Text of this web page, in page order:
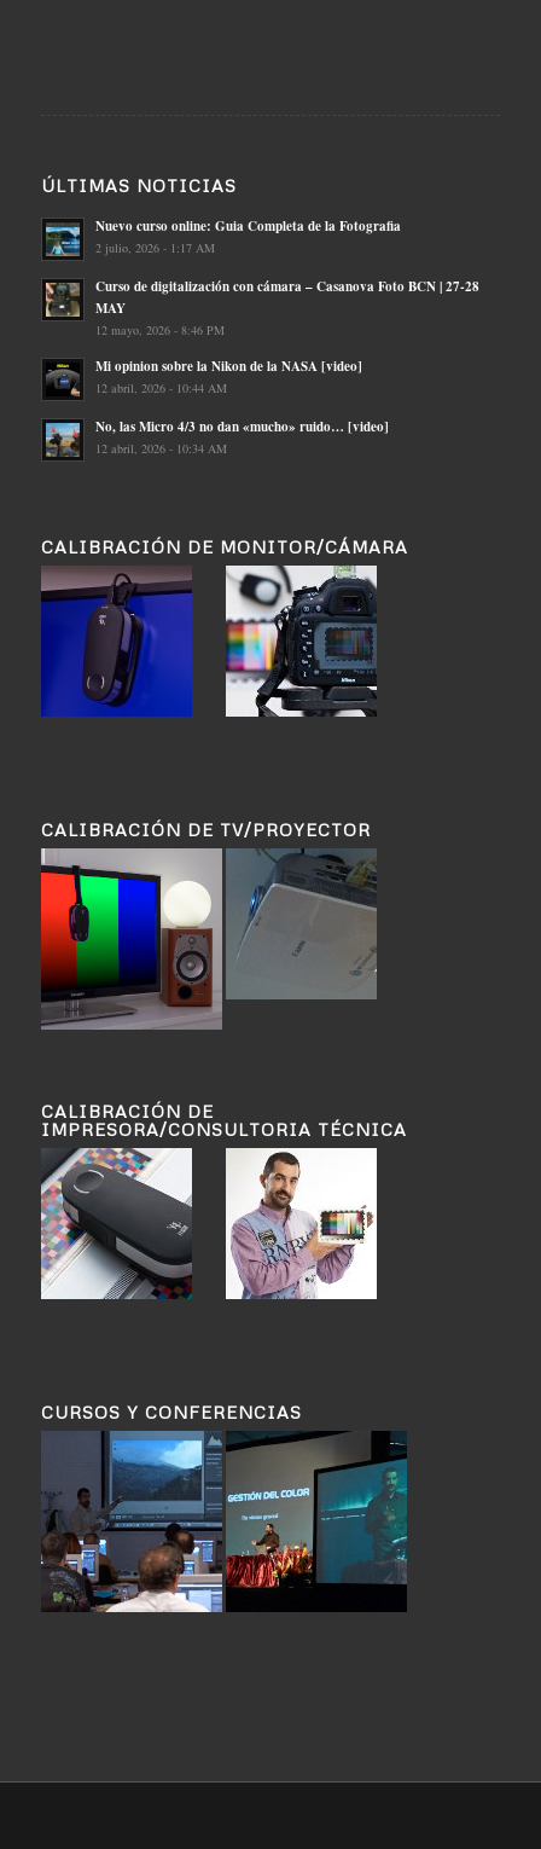
ÚLTIMAS NOTICIAS
Nuevo curso online: Guia Completa de la Fotografia
2 julio, 2026 - 1:17 AM
Curso de digitalización con cámara – Casanova Foto BCN | 27-28
MAY
12 mayo, 2026 - 8:46 PM
Mi opinion sobre la Nikon de la NASA [video]
12 abril, 2026 - 10:44 AM
No, las Micro 4/3 no dan «mucho» ruido… [video]
12 abril, 2026 - 10:34 AM
CALIBRACIÓN DE MONITOR/CÁMARA
CALIBRACIÓN DE TV/PROYECTOR
CALIBRACIÓN DE
IMPRESORA/CONSULTORIA TÉCNICA
CURSOS Y CONFERENCIAS